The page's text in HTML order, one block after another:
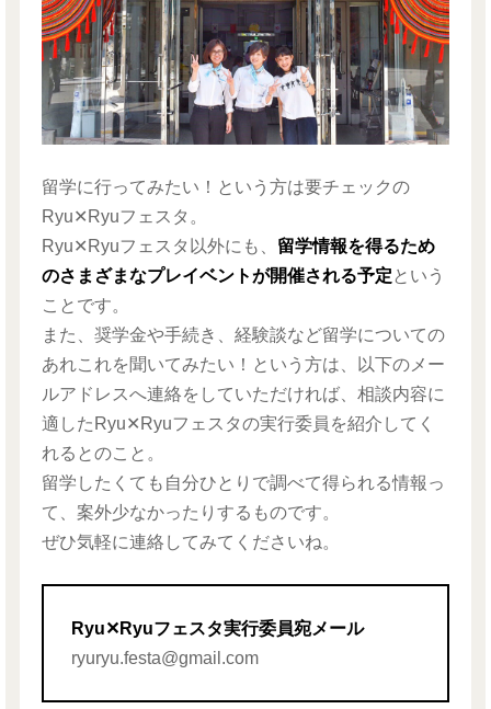
留学に行ってみたい！という方は要チェックの
Ryu✕Ryuフェスタ。
Ryu✕Ryuフェスタ以外にも、 留学情報を得るため
のさまざまなプレイベントが開催される予定 という
ことです。
また、奨学金や手続き、経験談など留学についての
あれこれを聞いてみたい！という方は、以下のメー
ルアドレスへ連絡をしていただければ、相談内容に
適したRyu✕Ryuフェスタの実行委員を紹介してく
れるとのこと。
留学したくても自分ひとりで調べて得られる情報っ
て、案外少なかったりするものです。
ぜひ気軽に連絡してみてくださいね。
Ryu✕Ryuフェスタ実行委員宛メール
ryuryu.festa@gmail.com